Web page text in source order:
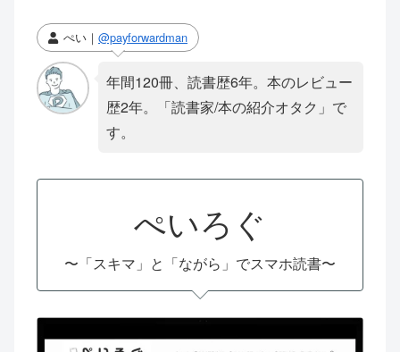
ぺい｜ @payforwardman
年間120冊、読書歴6年。本のレビュー
歴2年。「読書家/本の紹介オタク」で
す。
ぺいろぐ
〜「スキマ」と「ながら」でスマホ読書〜